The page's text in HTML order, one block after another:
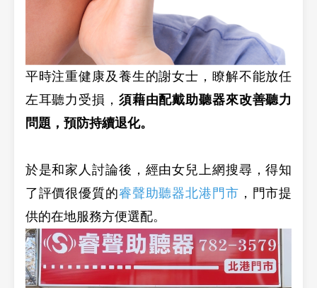
平時注重健康及養生的謝女士，瞭解不能放任
左耳聽力受損， 須藉由配戴助聽器來改善聽力
問題，預防持續退化。
於是和家人討論後，經由女兒上網搜尋，得知
了評價很優質的睿聲助聽器北港門市 ，門市提
供的在地服務方便選配。